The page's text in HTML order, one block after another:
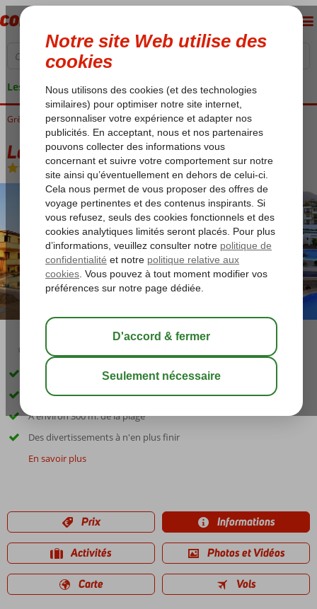
Les garanties de vacances
Grèce Rhodes Kiotari Labranda Miraluna Village & Spa
Labranda Miraluna Village & Spa
Ultra All Inclusive-Hôtel
03:45 sauver
5 piscines
À environ 300 m. de la plage
Des divertissements à n'en plus finir
En savoir plus
Prix Informations
Activités Photos et Vidéos
Carte Vols